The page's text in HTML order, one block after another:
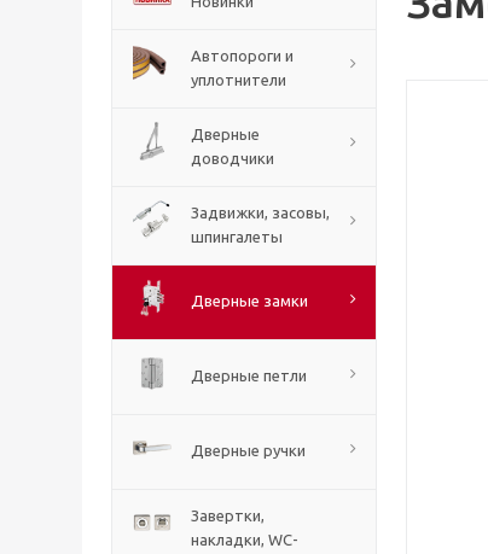
Автопороги и
уплотнители
Дверные
доводчики
Задвижки, засовы,
шпингалеты
Дверные замки
Дверные петли
Дверные ручки
Завертки,
накладки, WC-